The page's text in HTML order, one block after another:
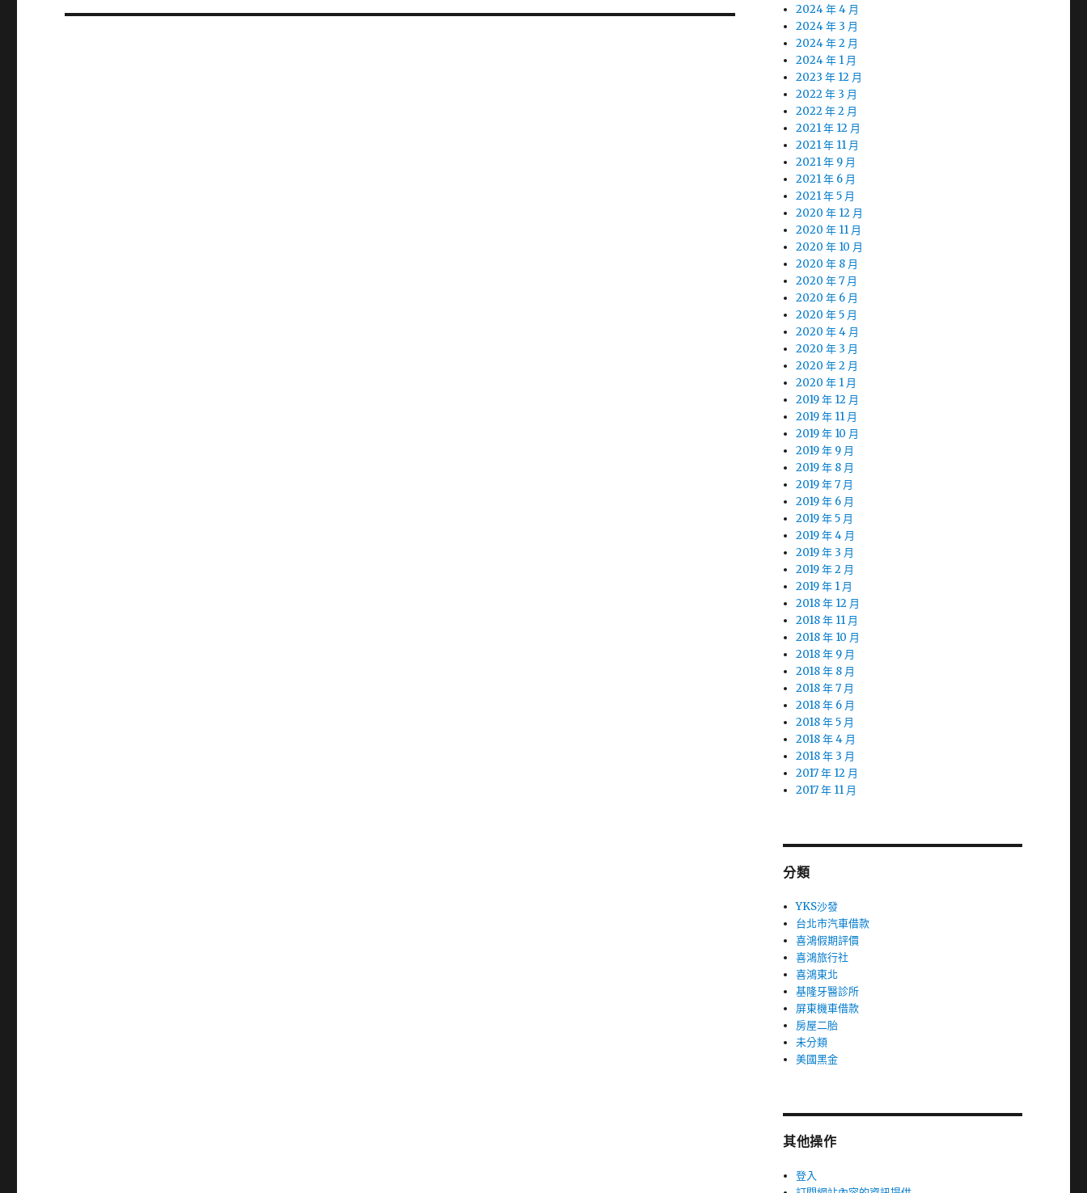
篇
2024 年 4 月
2024 年 3 月
2024 年 2 月
2024 年 1 月
2023 年 12 月
2022 年 3 月
2022 年 2 月
2021 年 12 月
2021 年 11 月
2021 年 9 月
2021 年 6 月
2021 年 5 月
2020 年 12 月
2020 年 11 月
2020 年 10 月
2020 年 8 月
2020 年 7 月
2020 年 6 月
2020 年 5 月
2020 年 4 月
2020 年 3 月
2020 年 2 月
2020 年 1 月
2019 年 12 月
2019 年 11 月
2019 年 10 月
2019 年 9 月
2019 年 8 月
2019 年 7 月
2019 年 6 月
2019 年 5 月
2019 年 4 月
2019 年 3 月
2019 年 2 月
2019 年 1 月
2018 年 12 月
2018 年 11 月
2018 年 10 月
2018 年 9 月
2018 年 8 月
2018 年 7 月
2018 年 6 月
2018 年 5 月
2018 年 4 月
2018 年 3 月
2017 年 12 月
2017 年 11 月
分類
YKS沙發
台北市汽車借款
喜鴻假期評價
喜鴻旅行社
喜鴻東北
基隆牙醫診所
屏東機車借款
房屋二胎
未分類
美國黑金
其他操作
登入